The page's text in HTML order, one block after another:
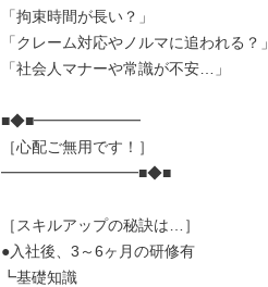
「拘束時間が長い？」
「クレーム対応やノルマに追われる？」
「社会人マナーや常識が不安…」
■◆■━━━━━━━
［心配ご無用です！］
━━━━━━━━━■◆■
［スキルアップの秘訣は…］
●入社後、3～6ヶ月の研修有
┗基礎知識